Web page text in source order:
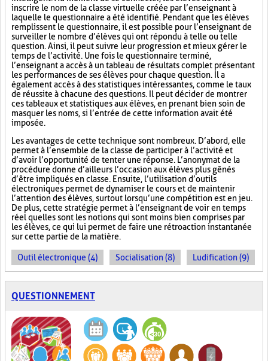
inscrire le nom de la classe virtuelle créée par l’enseignant à
laquelle le questionnaire a été identifié. Pendant que les élèves
remplissent le questionnaire, il est possible pour l’enseignant de
surveiller le nombre d’élèves qui ont répondu à telle ou telle
question. Ainsi, il peut suivre leur progression et mieux gérer le
temps de l’activité. Une fois le questionnaire terminé,
l’enseignant a accès à un tableau de résultats complet présentant
les performances de ses élèves pour chaque question. Il a
également accès à des statistiques intéressantes, comme le taux
de réussite à chacune des questions. Il peut décider de montrer
ces tableaux et statistiques aux élèves, en prenant bien soin de
masquer les noms, si l’entrée de cette information avait été
imposée.
Les avantages de cette technique sont nombreux. D’abord, elle
permet à l’ensemble de la classe de participer à l’activité et
d’avoir l’opportunité de tenter une réponse. L’anonymat de la
procédure donne d’ailleurs l’occasion aux élèves plus gênés
d’être impliqués en classe. Ensuite, l’utilisation d’outils
électroniques permet de dynamiser le cours et de maintenir
l’attention des élèves, surtout lorsqu’une compétition est en jeu.
De plus, cette stratégie permet à l’enseignant de voir en temps
réel quelles sont les notions qui sont moins bien comprises par
les élèves, ce qui lui permet de faire une rétroaction instantanée
sur cette partie de la matière.
Outil électronique (4) Socialisation (8) Ludification (9)
QUESTIONNEMENT